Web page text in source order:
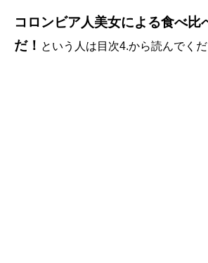
コロンビア人美女による食べ比
だ！ という人は目次4.から読んでくだ